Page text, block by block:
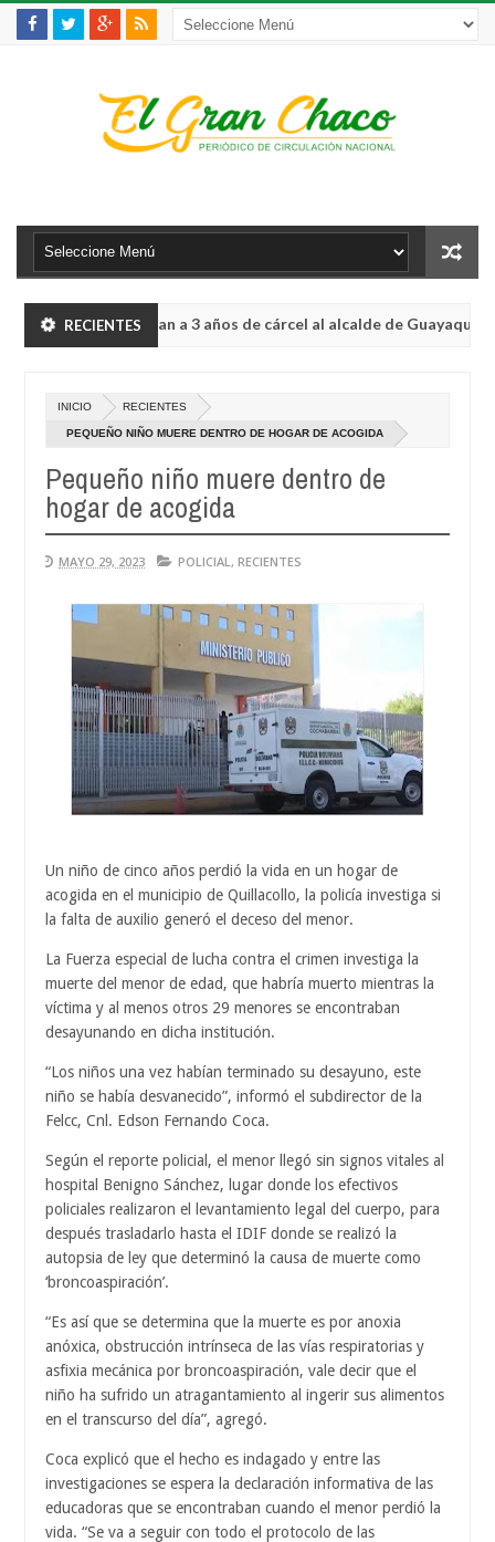
RECIENTES
Condenan a 3 años de cárcel al alcalde de Guayaquil por
Condenan a 3 años de cárcel al alcalde de Guayaquil por
20260
INTERNACIONAL La víctima 150 de feminicidios en
INICIO RECIENTES
PEQUEÑO NIÑO MUERE DENTRO DE HOGAR DE ACOGIDA
Pequeño niño muere dentro de
hogar de acogida
MAYO 29, 2023 POLICIAL , RECIENTES
Un niño de cinco años perdió la vida en un hogar de
acogida en el municipio de Quillacollo, la policía investiga si
la falta de auxilio generó el deceso del menor.
La Fuerza especial de lucha contra el crimen investiga la
muerte del menor de edad, que habría muerto mientras la
víctima y al menos otros 29 menores se encontraban
desayunando en dicha institución.
“Los niños una vez habían terminado su desayuno, este
niño se había desvanecido”, informó el subdirector de la
Felcc, Cnl. Edson Fernando Coca.
Según el reporte policial, el menor llegó sin signos vitales al
hospital Benigno Sánchez, lugar donde los efectivos
policiales realizaron el levantamiento legal del cuerpo, para
después trasladarlo hasta el IDIF donde se realizó la
autopsia de ley que determinó la causa de muerte como
‘broncoaspiración’.
“Es así que se determina que la muerte es por anoxia
anóxica, obstrucción intrínseca de las vías respiratorias y
asfixia mecánica por broncoaspiración, vale decir que el
niño ha sufrido un atragantamiento al ingerir sus alimentos
en el transcurso del día”, agregó.
Coca explicó que el hecho es indagado y entre las
investigaciones se espera la declaración informativa de las
educadoras que se encontraban cuando el menor perdió la
vida. “Se va a seguir con todo el protocolo de las